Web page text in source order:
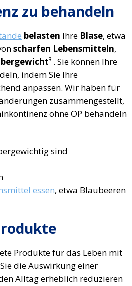
zu behandeln
belasten Ihre Blase, etwa
scharfen Lebensmitteln,
³ . Sie können Ihre
indem Sie Ihre
anpassen. Wir haben für
zusammengestellt,
ohne OP behandeln
sind
essen, etwa Blaubeeren
Produkte für das Leben mit
die Auswirkung einer
Alltag erheblich reduzieren